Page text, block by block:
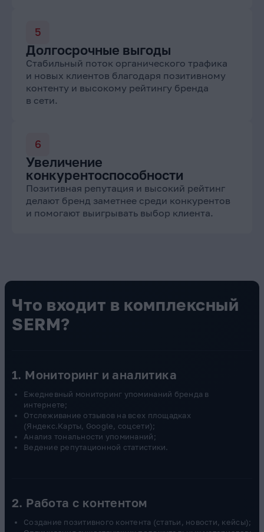
Долгосрочные выгоды
Стабильный поток органического трафика
и новых клиентов благодаря позитивному
контенту и высокому рейтингу бренда
в сети.
Увеличение
конкурентоспособности
Позитивная репутация и высокий рейтинг
делают бренд заметнее среди конкурентов
и помогают выигрывать выбор клиента.
Что входит в комплексный
SERM?
1. Мониторинг и аналитика
Ежедневный мониторинг упоминаний бренда в
интернете;
Отслеживание отзывов на всех площадках
(Яндекс.Карты, Google, соцсети);
Анализ тональности упоминаний;
Ведение репутационной статистики.
2. Работа с контентом
Создание позитивного контента (статьи, новости, кейсы);